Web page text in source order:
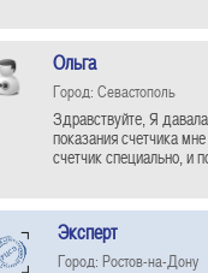
Ольга
Город: Севастополь
Здравствуйте, Я
показания счетчика
счетчик специально, и
Эксперт
Город: Ростов-на-Дону